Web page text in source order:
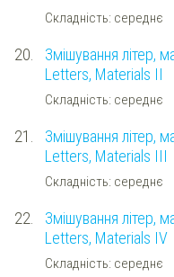
Складність: середнє
20.
Змішування літер,
Letters, Materials II
Складність: середнє
21.
Змішування літер,
Letters, Materials III
Складність: середнє
22.
Змішування літер,
Letters, Materials IV
Складність: середнє